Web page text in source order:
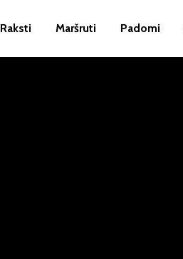
Raksti Maršruti Padomi